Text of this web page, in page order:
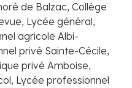
de Balzac, Collège
Lycée général,
agricole Albi-
privé Sainte-Cécile,
privé Amboise,
Lycée professionnel